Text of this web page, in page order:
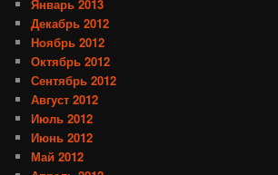
Январь 2013
Декабрь 2012
Ноябрь 2012
Октябрь 2012
Сентябрь 2012
Август 2012
Июль 2012
Июнь 2012
Май 2012